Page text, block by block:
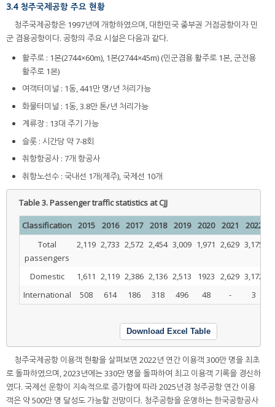
3.4 청주국제공항 주요 현황
청주국제공항은 1997년에 개항하였으며, 대한민국 중부권 거점공항이자 민
군 겸용공항이다. 공항의 주요 시설은 다음과 같다.
활주로 : 1본(2744×60m), 1본(2744×45m) (민군겸용 활주로 1본, 군전용
활주로 1본)
여객터미널 : 1동, 441만 명/년 처리가능
화물터미널 : 1동, 3.8만 톤/년 처리가능
계류장 : 13대 주기 가능
슬롯 : 시간당 약 7-8회
취항항공사 : 7개 항공사
취항노선수 : 국내선 1개(제주), 국제선 10개
Table 3.Passenger traffic statistics at CJJ
Classification 2015 2016 2017 2018 2019 2020 2021 2022
Total
passengers
2,119 2,733 2,572 2,454 3,009 1,971 2,629 3,175
Domestic 1,611 2,119 2,386 2,136 2,513 1923 2,629 3,172
International
508 614 186 318 496 48 - 3
Download Excel Table
청주국제공항 이용객 현황을 살펴보면 2022년 연간 이용객 300만 명을 최초
로 돌파하였으며, 2023년에는 330만 명을 돌파하여 최고 이용객 기록을 경신하
였다. 국제선 운항이 지속적으로 증가함에 따라 2025년경 청주공항 연간 이용
객은 약 500만 명 달성도 가능할 전망이다. 청주공항을 운영하는 한국공항공사